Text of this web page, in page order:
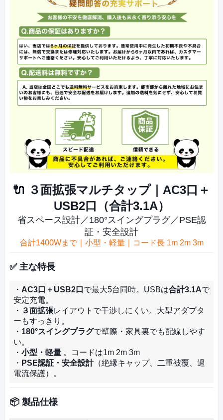
🔌 ３面拡張マルチタップ｜AC3口＋
USB2口（合計3.1A）
省スペース設計／180°スイングプラグ／PSE認
証・安全設計
合計1400Wまで｜小型・軽量｜コード長 1m 2m 3m
✅ 主な特長
・ AC3口＋USB2口 で最大5台同時。USBは合計3.1Aで
安定充電。
・ ３面拡張レイアウトで干渉しにくい。大型アダプタ
ーもすっきり。
・ 180°スイングプラグで壁際・家具裏でも配線しやす
い。
・ 小型・軽量 。コードは1m 2m 3m
・ PSE認証・安全設計（絶縁キャップ、二重被覆、過
電流保護）。
📦 製品仕様